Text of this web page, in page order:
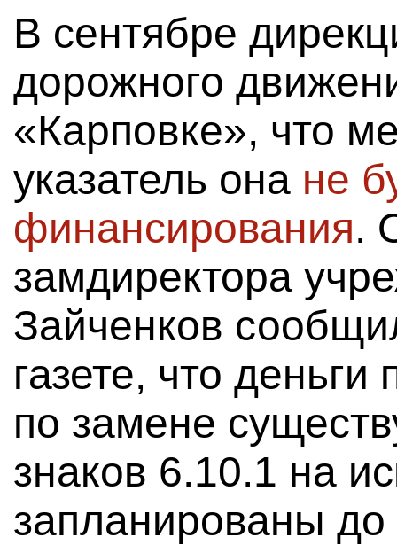
В сентябре
дорожного
«Карповке», что
указатель она не
финансирования.
замдиректора
Зайченков
газете, что
по замене
знаков 6.10.1 на
запланированы до